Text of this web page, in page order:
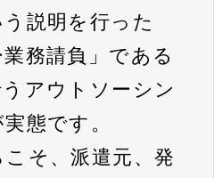
説明を行った
務請負」である
アウトソーシン
態です。
そ、派遣元、発